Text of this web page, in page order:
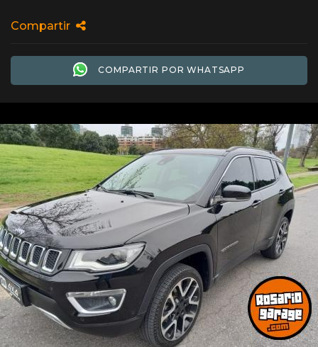
Compartir
COMPARTIR POR WHATSAPP